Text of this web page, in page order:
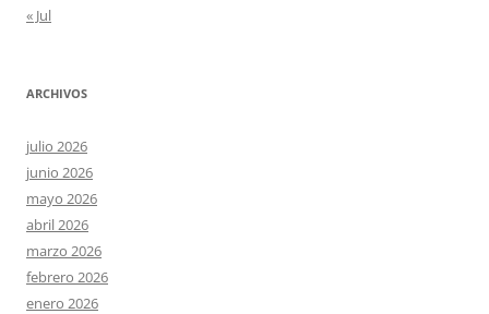
« Jul
ARCHIVOS
julio 2026
junio 2026
mayo 2026
abril 2026
marzo 2026
febrero 2026
enero 2026